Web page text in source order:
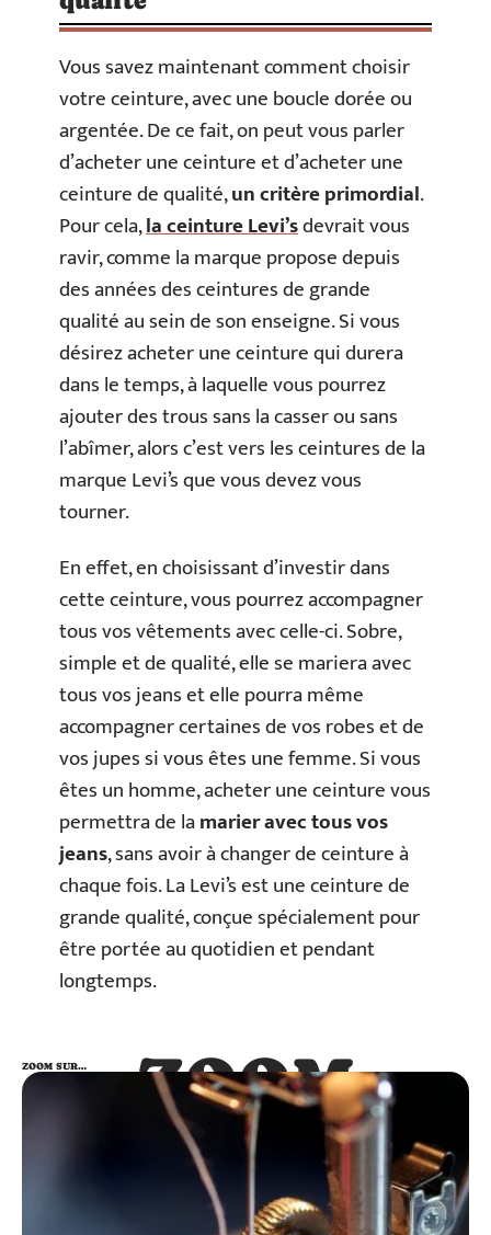
Vous savez maintenant comment choisir
votre ceinture, avec une boucle dorée ou
argentée. De ce fait, on peut vous parler
d’acheter une ceinture et d’acheter une
ceinture de qualité,un critère primordial.
Pour cela,la ceinture Levi’sdevrait vous
ravir, comme la marque propose depuis
des années des ceintures de grande
qualité au sein de son enseigne. Si vous
désirez acheter une ceinture qui durera
dans le temps, à laquelle vous pourrez
ajouter des trous sans la casser ou sans
l’abîmer, alors c’est vers les ceintures de la
marque Levi’s que vous devez vous
tourner.
En effet, en choisissant d’investir dans
cette ceinture, vous pourrez accompagner
tous vos vêtements avec celle-ci. Sobre,
simple et de qualité, elle se mariera avec
tous vos jeans et elle pourra même
accompagner certaines de vos robes et de
vos jupes si vous êtes une femme. Si vous
êtes un homme, acheter une ceinture vous
permettra de lamarier avec tous vos
jeans, sans avoir à changer de ceinture à
chaque fois. La Levi’s est une ceinture de
grande qualité, conçue spécialement pour
être portée au quotidien et pendant
longtemps.
ZOOM
SUR…
ZOOM SUR…